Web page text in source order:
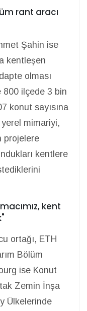
rant aracı
Şahin ise
kentleşen
olması
800 ilçede 3 bin
konut sayısına
mimariyi,
projelere
kentlere
kent
ortağı, ETH
Bölüm
ise Konut
Zemin İnşa
Ülkelerinde